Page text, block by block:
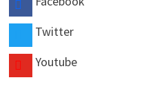
Twitter
Youtube